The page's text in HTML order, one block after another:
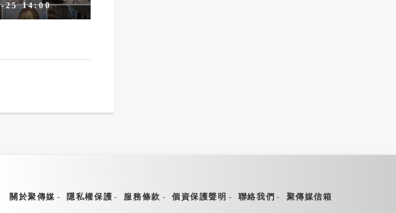
25 14:00
關於聚傳媒 隱私權保護 服務條款 個資保護聲明 聯絡我們 聚傳媒信箱